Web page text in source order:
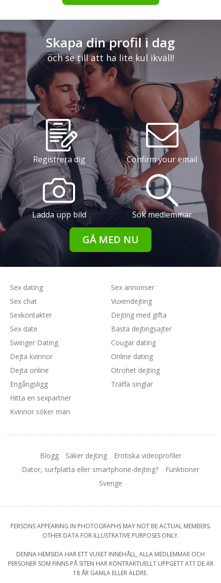
Skapa din profil i dag
och se till att ha lite kul ikväll!
Registrera dig Confirm your email
Ladda upp bild Sök medlemmar
GÅ MED NU
Sex dating
Sex chat
Sexkontakter
Sex date
Swinger Dating
Sex annonser
Vuxendejting
Dejting med gifta
Bästa dejtingsajter
Cougar dating
Dejta kvinnor
Dejta online
Engångsligg
Hitta en sexpartner
Kvinnor söker män
Online dating
Otrohet dejting
Träffa singlar
Blogg Säker dejting
Erotiska videoprofiler
Dator, surfplatta eller smartphone-dejting?
Funktioner
Sverige
PERSONS APPEARING IN PHOTOGRAPHS MAY NOT BE ACTUAL MEMBERS.
OTHER DATA FOR ILLUSTRATIVE PURPOSES ONLY.
DENNA HEMSIDA HAR ETT VUXET INNEHÅLL, ALLA MEDLEMMAR OCH
PERSONER SOM FINNS PÅ SITEN HAR KONTRAKTUELLT UPPGETT ATT DE ÄR
18 ÅR GAMLA ELLER ÄLDRE.